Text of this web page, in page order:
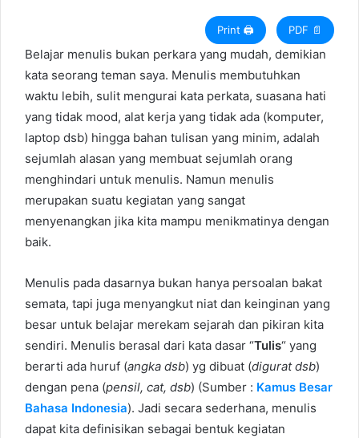
Print 🖨 PDF 📄
Belajar menulis bukan perkara yang mudah, demikian
kata seorang teman saya. Menulis membutuhkan
waktu lebih, sulit mengurai kata perkata, suasana hati
yang tidak mood, alat kerja yang tidak ada (komputer,
laptop dsb) hingga bahan tulisan yang minim, adalah
sejumlah alasan yang membuat sejumlah orang
menghindari untuk menulis. Namun menulis
merupakan suatu kegiatan yang sangat
menyenangkan jika kita mampu menikmatinya dengan
baik.
Menulis pada dasarnya bukan hanya persoalan bakat
semata, tapi juga menyangkut niat dan keinginan yang
besar untuk belajar merekam sejarah dan pikiran kita
sendiri. Menulis berasal dari kata dasar “Tulis“ yang
berarti ada huruf (angka dsb) yg dibuat (digurat dsb)
dengan pena (pensil, cat, dsb) (Sumber : Kamus Besar
Bahasa Indonesia). Jadi secara sederhana, menulis
dapat kita definisikan sebagai bentuk kegiatan